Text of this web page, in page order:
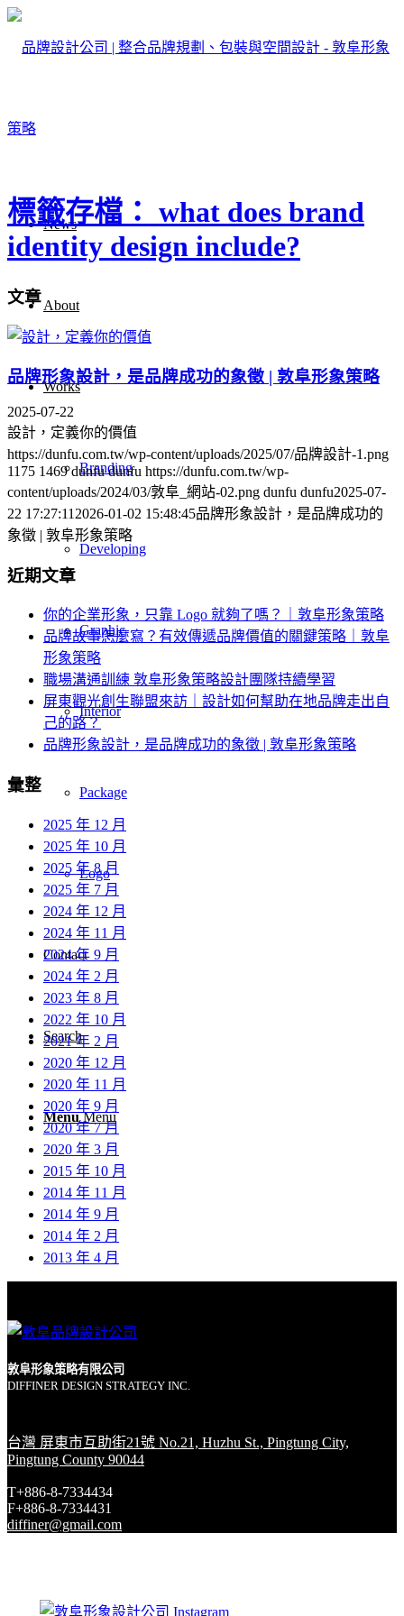
News
About
Works
Branding
Developing
Graphic
Interior
Package
Logo
Contact
Search
Menu Menu
標籤存檔： what does brand
identity design include?
文章
品牌形象設計，是品牌成功的象徵 | 敦阜形象策略
2025-07-22
設計，定義你的價值
https://dunfu.com.tw/wp-content/uploads/2025/07/品牌設計-1.png
1175 1469 dunfu dunfu https://dunfu.com.tw/wp-
content/uploads/2024/03/敦阜_網站-02.png dunfu dunfu2025-07-
22 17:27:11 2026-01-02 15:48:45品牌形象設計，是品牌成功的
象徵 | 敦阜形象策略
近期文章
你的企業形象，只靠 Logo 就夠了嗎？｜敦阜形象策略
品牌故事怎麼寫？有效傳遞品牌價值的關鍵策略｜敦阜
形象策略
職場溝通訓練 敦阜形象策略設計團隊持續學習
屏東觀光創生聯盟來訪｜設計如何幫助在地品牌走出自
己的路？
品牌形象設計，是品牌成功的象徵 | 敦阜形象策略
彙整
2025 年 12 月
2025 年 10 月
2025 年 8 月
2025 年 7 月
2024 年 12 月
2024 年 11 月
2024 年 9 月
2024 年 2 月
2023 年 8 月
2022 年 10 月
2021 年 2 月
2020 年 12 月
2020 年 11 月
2020 年 9 月
2020 年 7 月
2020 年 3 月
2015 年 10 月
2014 年 11 月
2014 年 9 月
2014 年 2 月
2013 年 4 月
敦阜形象策略有限公司
DIFFINER DESIGN STRATEGY INC.
台灣 屏東市互助街21號 No.21, Huzhu St., Pingtung City,
Pingtung County 90044
T+886-8-7334434
F+886-8-7334431
diffiner@gmail.com